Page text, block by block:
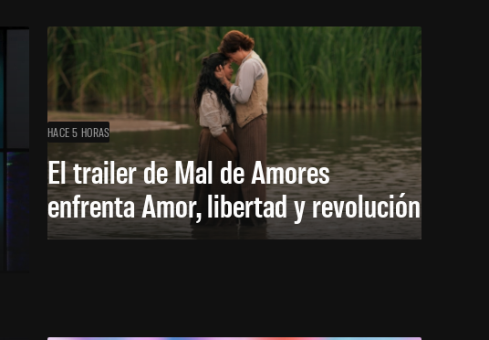
HACE 5 HORAS
El trailer de Mal de Amores
enfrenta Amor, libertad y revolución